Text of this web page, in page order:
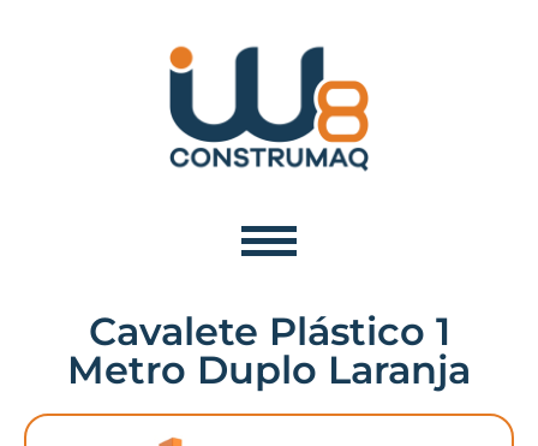
Cavalete Plástico 1
Metro Duplo Laranja